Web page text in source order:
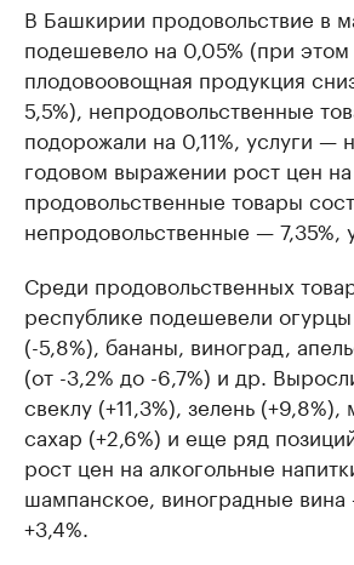
В Башкирии продовольствие в
подешевело на 0,05% (при этом
плодовоовощная продукция
5,5%), непродовольственные
подорожали на 0,11%, услуги —
годовом выражении рост цен на
продовольственные товары
непродовольственные — 7,35%,
Среди продовольственных
республике подешевели
(-5,8%), бананы, виноград,
(от -3,2% до -6,7%) и др.
свеклу (+11,3%), зелень (+9,8%),
сахар (+2,6%) и еще ряд
рост цен на алкогольные
шампанское, виноградные
+3,4%.